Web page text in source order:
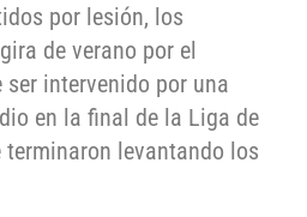
por lesión, los
de verano por el
intervenido por una
en la final de la Liga de
terminaron levantando los